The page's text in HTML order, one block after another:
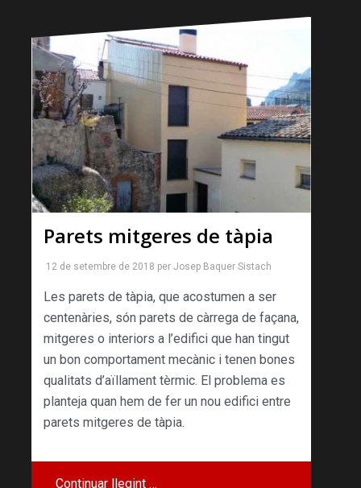
Parets mitgeres de tàpia
12 de setembre de 2018 per Josep Baquer Sistach
Les parets de tàpia, que acostumen a ser
centenàries, són parets de càrrega de façana,
mitgeres o interiors a l’edifici que han tingut
un bon comportament mecànic i tenen bones
qualitats d’aïllament tèrmic. El problema es
planteja quan hem de fer un nou edifici entre
parets mitgeres de tàpia.
Continuar llegint …